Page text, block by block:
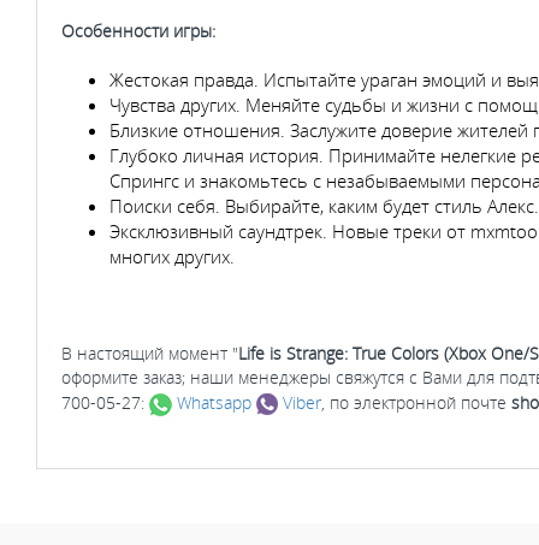
Особенности игры:
Жестокая правда. Испытайте ураган эмоций и
Чувства других. Меняйте судьбы и жизни с
Близкие отношения. Заслужите доверие
Глубоко личная история. Принимайте нелегкие
Спрингс и знакомьтесь с незабываемыми
Поиски себя. Выбирайте, каким будет стиль
Эксклюзивный саундтрек. Новые треки от
многих других.
В настоящий момент "Life is Strange: True Colors (Xbox One/
оформите заказ; наши менеджеры свяжутся с Вами для
700-05-27:
Whatsapp Viber, по электронной почте